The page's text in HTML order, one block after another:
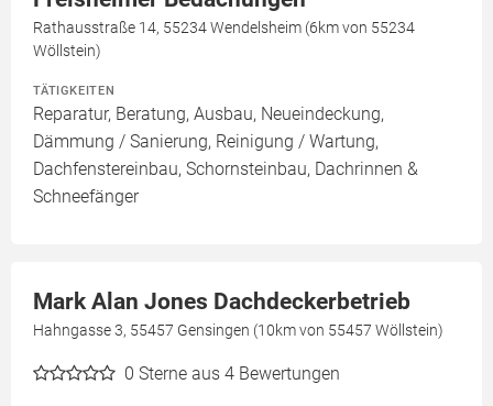
Rathausstraße 14, 55234 Wendelsheim (6km von 55234
Wöllstein)
TÄTIGKEITEN
Reparatur, Beratung, Ausbau, Neueindeckung,
Dämmung / Sanierung, Reinigung / Wartung,
Dachfenstereinbau, Schornsteinbau, Dachrinnen &
Schneefänger
Mark Alan Jones Dachdeckerbetrieb
Hahngasse 3, 55457 Gensingen (10km von 55457 Wöllstein)
0 Sterne aus 4 Bewertungen